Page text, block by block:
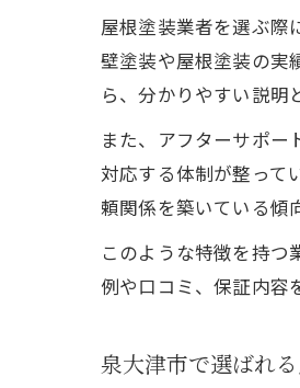
屋根塗装業者を選ぶ際
壁塗装や屋根塗装の実
ら、分かりやすい説明
また、アフターサポー
対応する体制が整って
頼関係を築いている傾
このような特徴を持つ
例や口コミ、保証内容
泉大津市で選ばれ